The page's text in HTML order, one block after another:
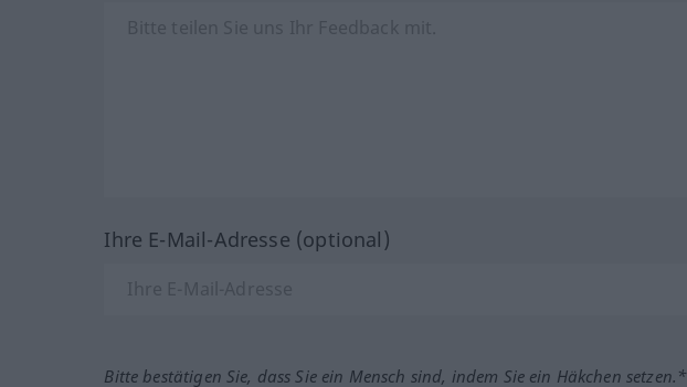
Ihre E-Mail-Adresse (optional)
Bitte bestätigen Sie, dass Sie ein Mensch sind, indem Sie ein Häkchen setzen.*